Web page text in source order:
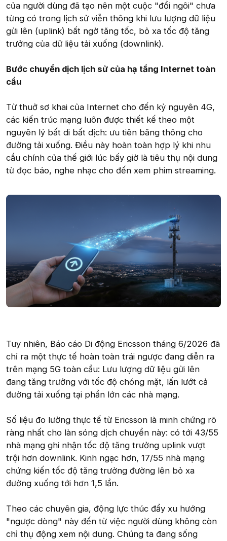
của người dùng đã tạo nên một cuộc "đổi ngôi" chưa
từng có trong lịch sử viễn thông khi lưu lượng dữ liệu
gửi lên (uplink) bất ngờ tăng tốc, bỏ xa tốc độ tăng
trưởng của dữ liệu tải xuống (downlink).
Bước chuyển dịch lịch sử của hạ tầng Internet toàn
cầu
Từ thuở sơ khai của Internet cho đến kỷ nguyên 4G,
các kiến trúc mạng luôn được thiết kế theo một
nguyên lý bất di bất dịch: ưu tiên băng thông cho
đường tải xuống. Điều này hoàn toàn hợp lý khi nhu
cầu chính của thế giới lúc bấy giờ là tiêu thụ nội dung
từ đọc báo, nghe nhạc cho đến xem phim streaming.
Tuy nhiên, Báo cáo Di động Ericsson tháng 6/2026 đã
chỉ ra một thực tế hoàn toàn trái ngược đang diễn ra
trên mạng 5G toàn cầu: Lưu lượng dữ liệu gửi lên
đang tăng trưởng với tốc độ chóng mặt, lấn lướt cả
đường tải xuống tại phần lớn các nhà mạng.
Số liệu đo lường thực tế từ Ericsson là minh chứng rõ
ràng nhất cho làn sóng dịch chuyển này: có tới 43/55
nhà mạng ghi nhận tốc độ tăng trưởng uplink vượt
trội hơn downlink. Kinh ngạc hơn, 17/55 nhà mạng
chứng kiến tốc độ tăng trưởng đường lên bỏ xa
đường xuống tới hơn 1,5 lần.
Theo các chuyên gia, động lực thúc đẩy xu hướng
"ngược dòng" này đến từ việc người dùng không còn
chỉ thụ động xem nội dung. Chúng ta đang sống